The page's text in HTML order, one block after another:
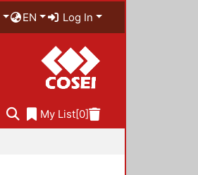
EN Log In
My List[0]